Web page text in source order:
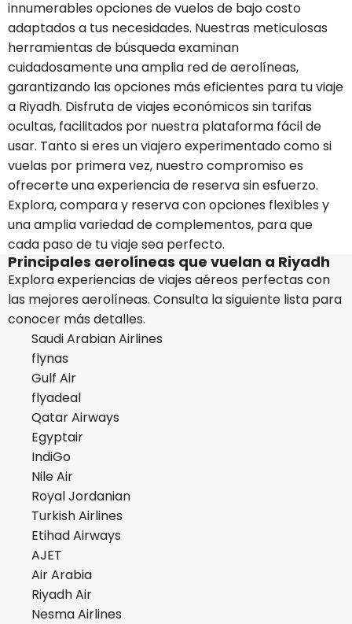
innumerables opciones de vuelos de bajo costo
adaptados a tus necesidades. Nuestras meticulosas
herramientas de búsqueda examinan
cuidadosamente una amplia red de aerolíneas,
garantizando las opciones más eficientes para tu viaje
a Riyadh. Disfruta de viajes económicos sin tarifas
ocultas, facilitados por nuestra plataforma fácil de
usar. Tanto si eres un viajero experimentado como si
vuelas por primera vez, nuestro compromiso es
ofrecerte una experiencia de reserva sin esfuerzo.
Explora, compara y reserva con opciones flexibles y
una amplia variedad de complementos, para que
cada paso de tu viaje sea perfecto.
Principales aerolíneas que vuelan a Riyadh
Explora experiencias de viajes aéreos perfectas con
las mejores aerolíneas. Consulta la siguiente lista para
conocer más detalles.
Saudi Arabian Airlines
flynas
Gulf Air
flyadeal
Qatar Airways
Egyptair
IndiGo
Nile Air
Royal Jordanian
Turkish Airlines
Etihad Airways
AJET
Air Arabia
Riyadh Air
Nesma Airlines